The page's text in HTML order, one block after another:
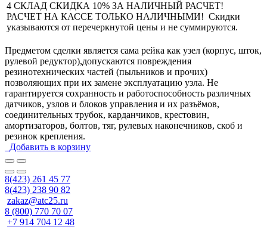
4 СКЛАД СКИДКА 10% ЗА НАЛИЧНЫЙ РАСЧЕТ!
РАСЧЕТ НА КАССЕ ТОЛЬКО НАЛИЧНЫМИ! Скидки
указываются от перечеркнутой цены и не суммируются.
Предметом сделки является сама рейка как узел (корпус, шток,
рулевой редуктор),допускаются повреждения
резинотехнических частей (пыльников и прочих)
позволяющих при их замене эксплуатацию узла. Не
гарантируется сохранность и работоспособность различных
датчиков, узлов и блоков управления и их разъёмов,
соединительных трубок, карданчиков, крестовин,
амортизаторов, болтов, тяг, рулевых наконечников, скоб и
резинок крепления.
Добавить в корзину
8(423) 261 45 77
8(423) 238 90 82
zakaz@atc25.ru
8 (800) 770 70 07
+7 914 704 12 48